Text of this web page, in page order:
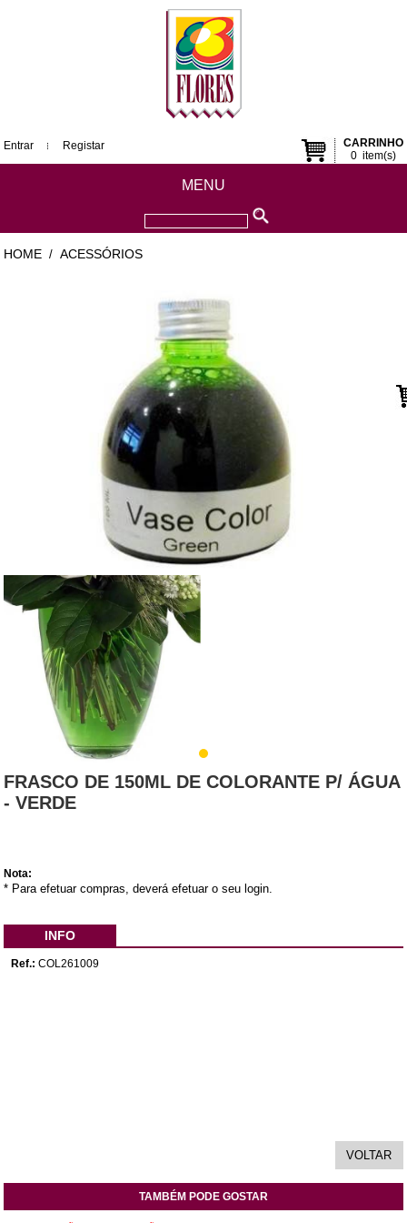
CARRINHO
0item(s)
Entrar Registar
MENU
HOME / ACESSÓRIOS
FRASCO DE 150ML DE COLORANTE P/ ÁGUA
- VERDE
Nota:
* Para efetuar compras, deverá efetuar o seu login.
INFO
Ref.: COL261009
TAMBÉM PODE GOSTAR